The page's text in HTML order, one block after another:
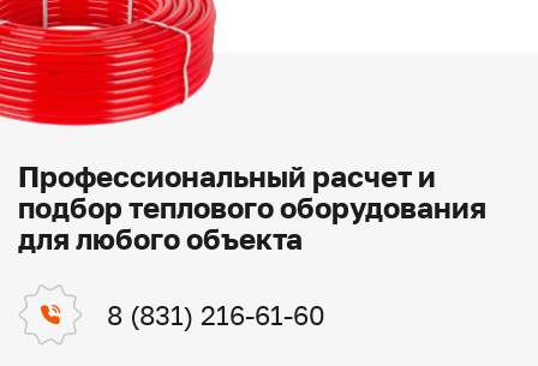
Профессиональный расчет и
подбор теплового оборудования
для любого объекта
8 (831) 216-61-60